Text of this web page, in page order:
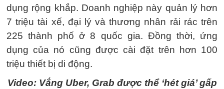
dụng rộng khắp. Doanh nghiệp này quản lý hơn
7 triệu tài xế, đại lý và thương nhân rải rác trên
225 thành phố ở 8 quốc gia. Đồng thời, ứng
dụng của nó cũng được cài đặt trên hơn 100
triệu thiết bị di động.
Video: Vắng Uber, Grab được thể ‘hét giá’ gấp